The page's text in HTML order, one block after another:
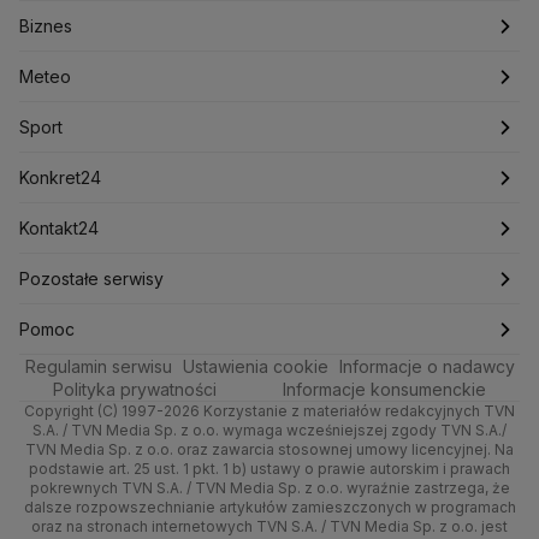
Kryptowaluty
Lotnisko Chopina
Mariusz Błaszczak
Mark Zuckerberg
Ministerstwo Aktywów Państwowych
Ministerstwo Infrastruktury
Ministerstwo Rolnictwa
Ministerstwo Rozwoju i Technologii
Ministerstwo Sportu i Turystyki
Ministerstwo Cyfryzacji
Ministerstwo Edukacji Narodowej
Ministerstwo Finansów
Ministerstwo Klimatu i Środowiska
Biznes
Meteo
Sport
Zdrowie
Technologia
Quizy
Tematy
Podcasty
Artykuły
Newslettery
Fakty po Faktach
Fakty o Świecie
Ludzie Faktów
Warszawa
Łódź
Katowice
Kraków
Poznań
Trójmiasto
Kielce
Kujawsko-pomorskie
Lublin
Lubuskie
Biznes
Najnowsze
Notowania
Pieniądze
Nieruchomości
Rynki
Dla firm
Handel
Ze świata
Tech
Moto
Meteo
Pogoda godzinowa
Pogoda długoterminowa
Pogoda na jutro
Pogoda na weekend
Najnowsze
Polska
Prognoza
Świat
Nauka
Sport
Piłka Nożna
Tenis
Kolarstwo
Skoki Narciarskie
Sporty zimowe
Lekkoatletyka
Siatkówka
F1
Konkret24
Najnowsze
Polska
Świat
Polityka
Zdrowie
Tech
Nauka
Kontakt24
Najnowsze
Gorące Tematy
Wyślij zgłoszenie
Pozostałe serwisy
TVN
Dzień Dobry TVN
Uwaga TVN
HGTV
TVN Turbo
Pomoc
Centrum pomocy
Test zgodności
Oglądaj na TV
Zrealizuj voucher
Regulamin serwisu Ustawienia cookie
Informacje o nadawcy
Polityka prywatności
Informacje konsumenckie
Copyright (C) 1997-2026 Korzystanie z materiałów redakcyjnych TVN
S.A. / TVN Media Sp. z o.o. wymaga wcześniejszej zgody TVN S.A./
TVN Media Sp. z o.o. oraz zawarcia stosownej umowy licencyjnej. Na
podstawie art. 25 ust. 1 pkt. 1 b) ustawy o prawie autorskim i prawach
pokrewnych TVN S.A. / TVN Media Sp. z o.o. wyraźnie zastrzega, że
dalsze rozpowszechnianie artykułów zamieszczonych w programach
oraz na stronach internetowych TVN S.A. / TVN Media Sp. z o.o. jest